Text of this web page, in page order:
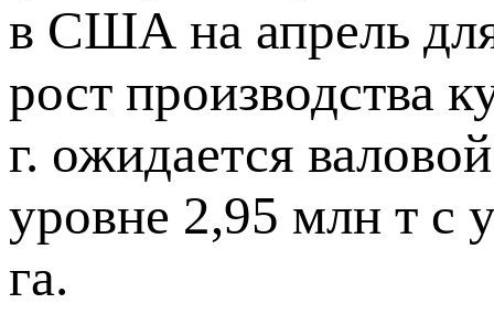
в США на апрель
рост производства
г. ожидается
уровне 2,95 млн т с
га.